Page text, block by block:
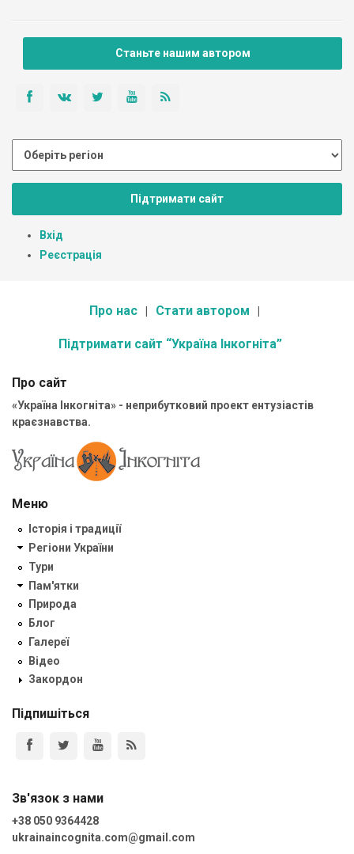
Станьте нашим автором
Підтримати сайт
Вхід
Реєстрація
Про нас Стати автором
Підтримати сайт “Україна Інкогніта”
Про сайт
«Україна Інкогніта» - неприбутковий проект ентузіастів
краєзнавства.
Меню
Історія і традиції
Регіони України
Тури
Пам'ятки
Природа
Блог
Галереї
Відео
Закордон
Підпишіться
Зв'язок з нами
+38 050 9364428
ukrainaincognita.com@gmail.com